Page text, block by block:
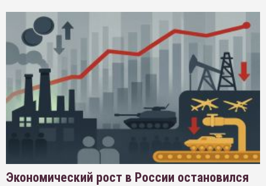
Экономический рост в России остановился